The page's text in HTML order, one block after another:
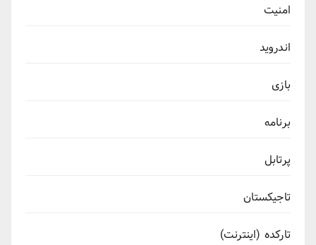
امنیت
اندروید
بازی
برنامه
پرتابل
تاجیکستان
تارکده (اینترنت)